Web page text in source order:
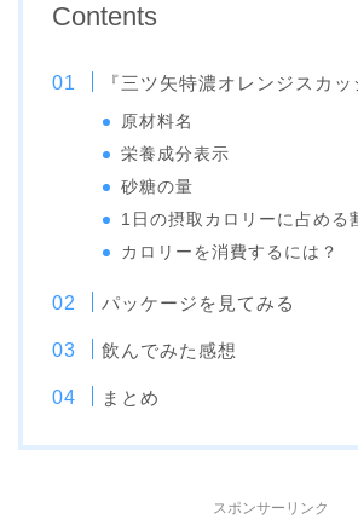
Contents
『三ツ矢特濃オレンジスカ
原材料名
栄養成分表示
砂糖の量
1日の摂取カロリーに占める
カロリーを消費するには？
パッケージを見てみる
飲んでみた感想
まとめ
スポンサーリンク